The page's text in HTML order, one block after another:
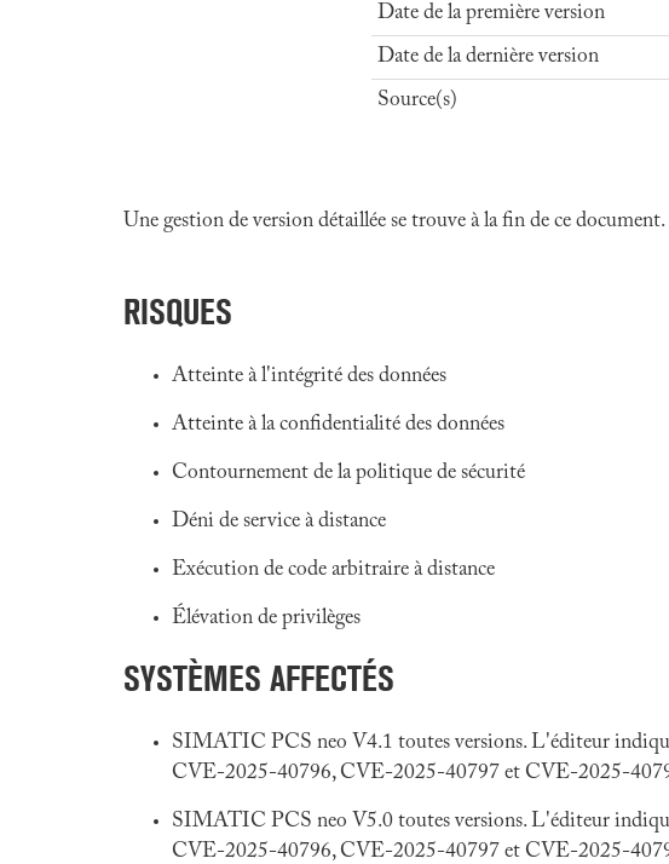
Date de la première version
Date de la dernière version
Source(s)
Une gestion de version détaillée se trouve à la fin de ce document.
RISQUES
Atteinte à l'intégrité des données
Atteinte à la confidentialité des données
Contournement de la politique de sécurité
Déni de service à distance
Exécution de code arbitraire à distance
Élévation de privilèges
SYSTÈMES AFFECTÉS
SIMATIC PCS neo V4.1 toutes versions. L'éditeur
CVE-2025-40796, CVE-2025-40797 et CVE-2025-
SIMATIC PCS neo V5.0 toutes versions. L'éditeur
CVE-2025-40796, CVE-2025-40797 et CVE-2025-